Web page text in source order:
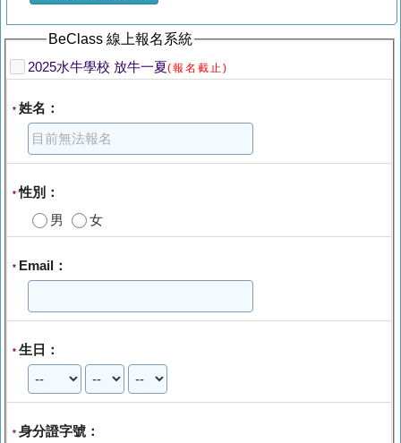
BeClass 線上報名系統
2025水牛學校 放牛一夏 (報名截止)
* 姓名：
*性別：
男
女
* Email：
* 生日：
* 身分證字號：